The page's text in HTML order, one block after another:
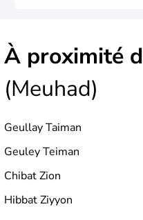
À proximité
(Meuhad)
Geullay Taiman
Geuley Teiman
Chibat Zion
Hibbat Ziyyon